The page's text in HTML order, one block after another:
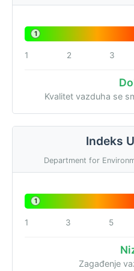
1
1 2 3
Kvalitet vazduha se
Indeks
Department for
1
1 3 5
Zagađenje